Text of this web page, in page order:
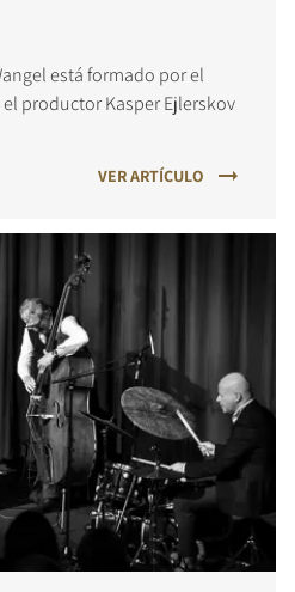
está formado por el
productor Kasper Ejlerskov
VER ARTÍCULO